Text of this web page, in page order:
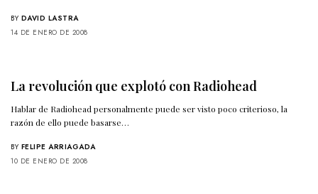
BY DAVID LASTRA
14 DE ENERO DE 2008
La revolución que explotó con Radiohead
Hablar de Radiohead personalmente puede ser visto poco criterioso, la
razón de ello puede basarse…
BY FELIPE ARRIAGADA
10 DE ENERO DE 2008